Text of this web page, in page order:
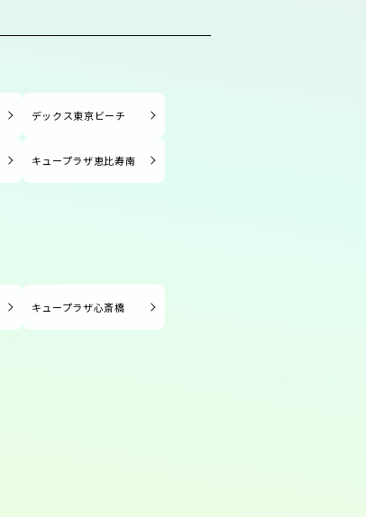
デックス東京ビーチ
キュープラザ恵比寿南
キュープラザ心斎橋